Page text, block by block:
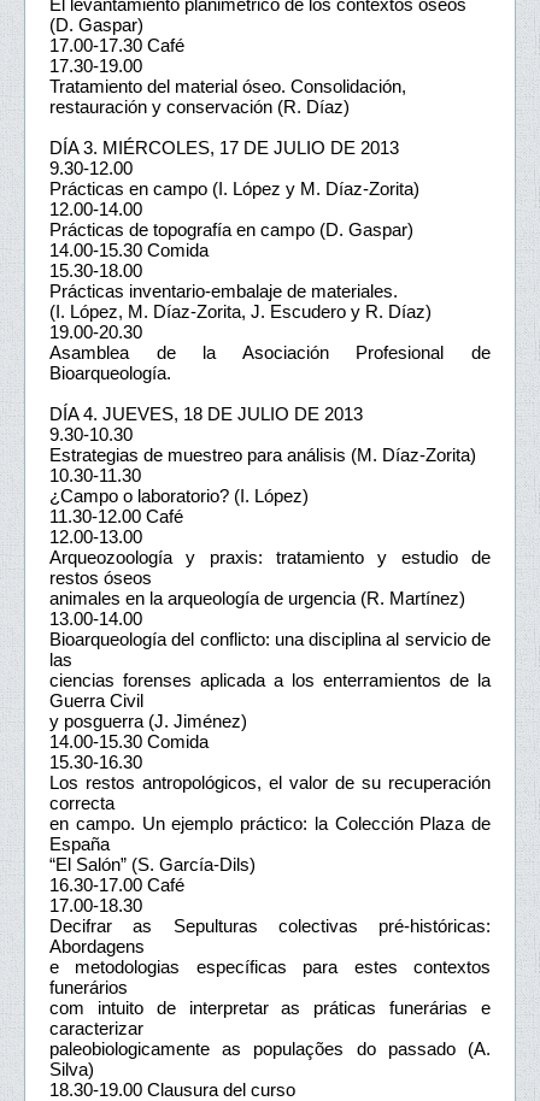
(D. Gaspar)
17.00-17.30 Café
17.30-19.00
Tratamiento del material óseo. Consolidación,
restauración y conservación (R. Díaz)
DÍA 3. MIÉRCOLES, 17 DE JULIO DE 2013
9.30-12.00
Prácticas en campo (I. López y M. Díaz-Zorita)
12.00-14.00
Prácticas de topografía en campo (D. Gaspar)
14.00-15.30 Comida
15.30-18.00
Prácticas inventario-embalaje de materiales.
(I. López, M. Díaz-Zorita, J. Escudero y R. Díaz)
19.00-20.30
Asamblea de la Asociación Profesional de
Bioarqueología.
DÍA 4. JUEVES, 18 DE JULIO DE 2013
9.30-10.30
Estrategias de muestreo para análisis (M. Díaz-Zorita)
10.30-11.30
¿Campo o laboratorio? (I. López)
11.30-12.00 Café
12.00-13.00
Arqueozoología y praxis: tratamiento y estudio de
restos óseos
animales en la arqueología de urgencia (R. Martínez)
13.00-14.00
Bioarqueología del conflicto: una disciplina al servicio de
las
ciencias forenses aplicada a los enterramientos de la
Guerra Civil
y posguerra (J. Jiménez)
14.00-15.30 Comida
15.30-16.30
Los restos antropológicos, el valor de su recuperación
correcta
en campo. Un ejemplo práctico: la Colección Plaza de
España
“El Salón” (S. García-Dils)
16.30-17.00 Café
17.00-18.30
Decifrar as Sepulturas colectivas pré-históricas:
Abordagens
e metodologias específicas para estes contextos
funerários
com intuito de interpretar as práticas funerárias e
caracterizar
paleobiologicamente as populações do passado (A.
Silva)
18.30-19.00 Clausura del curso